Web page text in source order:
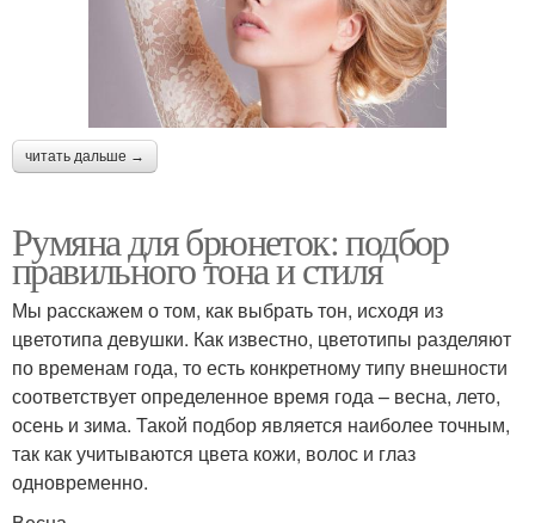
читать дальше →
Румяна для брюнеток: подбор
правильного тона и стиля
Мы расскажем о том, как выбрать тон, исходя из
цветотипа девушки. Как известно, цветотипы разделяют
по временам года, то есть конкретному типу внешности
соответствует определенное время года – весна, лето,
осень и зима. Такой подбор является наиболее точным,
так как учитываются цвета кожи, волос и глаз
одновременно.